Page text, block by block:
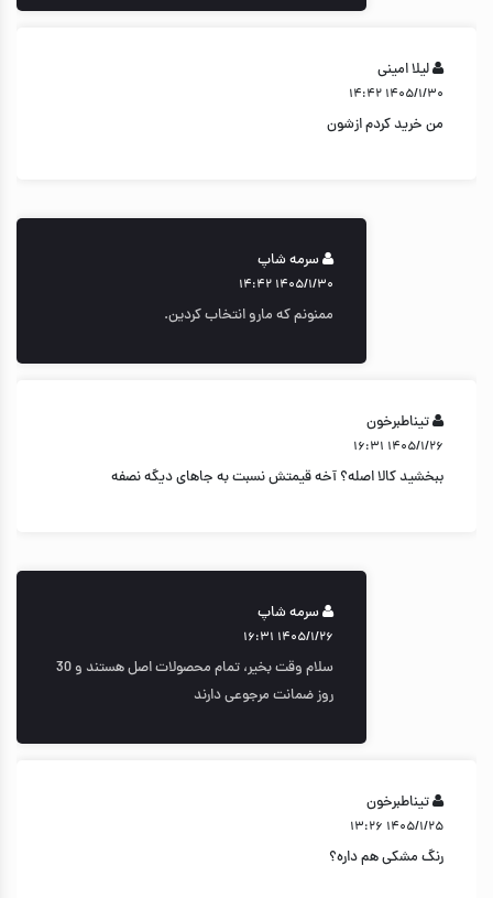
لیلا امینی
۱۴۰۵/۱/۳۰ ۱۴:۴۲
من خرید کردم ازشون
سرمه شاپ
۱۴۰۵/۱/۳۰ ۱۴:۴۲
ممنونم که مارو انتخاب کردین.
تیناطبرخون
۱۴۰۵/۱/۲۶ ۱۶:۳۱
ببخشید کالا اصله؟ آخه قیمتش نسبت به جاهای دیگه نصفه
سرمه شاپ
۱۴۰۵/۱/۲۶ ۱۶:۳۱
سلام وقت بخیر، تمام محصولات اصل هستند و 30
روز ضمانت مرجوعی دارند
تیناطبرخون
۱۴۰۵/۱/۲۵ ۱۳:۲۶
رنگ مشکی هم داره؟